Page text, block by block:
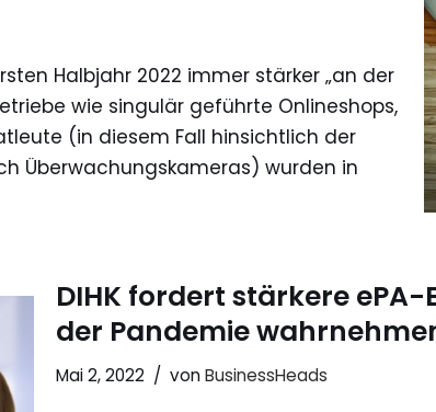
Halbjahr 2022 immer stärker „an der
wie singulär geführte Onlineshops,
(in diesem Fall hinsichtlich der
Überwachungskameras) wurden in
DIHK fordert stärkere
der Pandemie
Mai 2, 2022 vonBusinessHeads